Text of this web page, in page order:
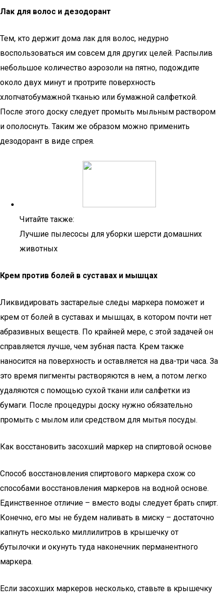
Лак для волос и дезодорант
Тем, кто держит дома лак для волос, недурно
воспользоваться им совсем для других целей. Распылив
небольшое количество аэрозоли на пятно, подождите
около двух минут и протрите поверхность
хлопчатобумажной тканью или бумажной салфеткой.
После этого доску следует промыть мыльным раствором
и ополоснуть. Таким же образом можно применить
дезодорант в виде спрея.
Читайте также:
Лучшие пылесосы для уборки шерсти домашних
животных
Крем против болей в суставах и мышцах
Ликвидировать застарелые следы маркера поможет и
крем от болей в суставах и мышцах, в котором почти нет
абразивных веществ. По крайней мере, с этой задачей он
справляется лучше, чем зубная паста. Крем также
наносится на поверхность и оставляется на два-три часа. За
это время пигменты растворяются в нем, а потом легко
удаляются с помощью сухой ткани или салфетки из
бумаги. После процедуры доску нужно обязательно
промыть с мылом или средством для мытья посуды.
Как восстановить засохший маркер на спиртовой основе
Способ восстановления спиртового маркера схож со
способами восстановления маркеров на водной основе.
Единственное отличие – вместо воды следует брать спирт.
Конечно, его мы не будем наливать в миску – достаточно
капнуть несколько миллилитров в крышечку от
бутылочки и окунуть туда наконечник перманентного
маркера.
Если засохших маркеров несколько, ставьте в крышечку